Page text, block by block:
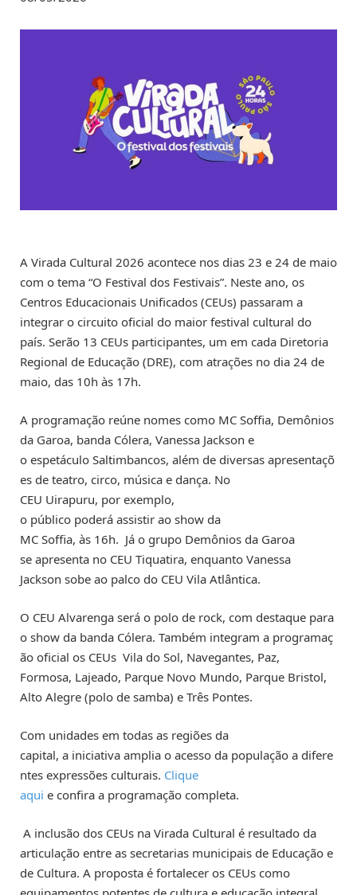
A Virada Cultural 2026 acontece nos dias 23 e 24 de maio
com o tema “O Festival dos Festivais”. Neste ano, os
Centros Educacionais Unificados (CEUs) passaram a
integrar o circuito oficial do maior festival cultural do
país. Serão 13 CEUs participantes, um em cada Diretoria
Regional de Educação (DRE), com atrações no dia 24 de
maio, das 10h às 17h.
A programação reúne nomes como MC Soffia, Demônios
da Garoa, banda Cólera, Vanessa Jackson e
o espetáculo Saltimbancos, além de diversas apresentaçõ
es de teatro, circo, música e dança. No
CEU Uirapuru, por exemplo,
o público poderá assistir ao show da
MC Soffia, às 16h. Já o grupo Demônios da Garoa
se apresenta no CEU Tiquatira, enquanto Vanessa
Jackson sobe ao palco do CEU Vila Atlântica.
O CEU Alvarenga será o polo de rock, com destaque para
o show da banda Cólera. Também integram a programaç
ão oficial os CEUs Vila do Sol, Navegantes, Paz,
Formosa, Lajeado, Parque Novo Mundo, Parque Bristol,
Alto Alegre (polo de samba) e Três Pontes.
Com unidades em todas as regiões da
capital, a iniciativa amplia o acesso da população a difere
ntes expressões culturais. Clique
aqui e confira a programação completa.
A inclusão dos CEUs na Virada Cultural é resultado da
articulação entre as secretarias municipais de Educação e
de Cultura. A proposta é fortalecer os CEUs como